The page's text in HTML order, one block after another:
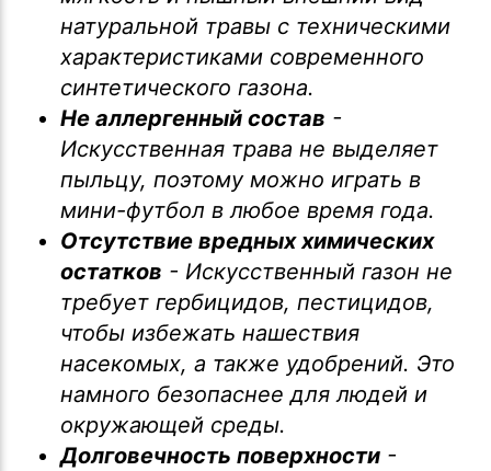
натуральной травы с техническими
характеристиками современного
синтетического газона.
Не аллергенный состав -
Искусственная трава не выделяет
пыльцу, поэтому можно играть в
мини-футбол в любое время года.
Отсутствие вредных химических
остатков - Искусственный газон не
требует гербицидов, пестицидов,
чтобы избежать нашествия
насекомых, а также удобрений. Это
намного безопаснее для людей и
окружающей среды.
Долговечность поверхности -